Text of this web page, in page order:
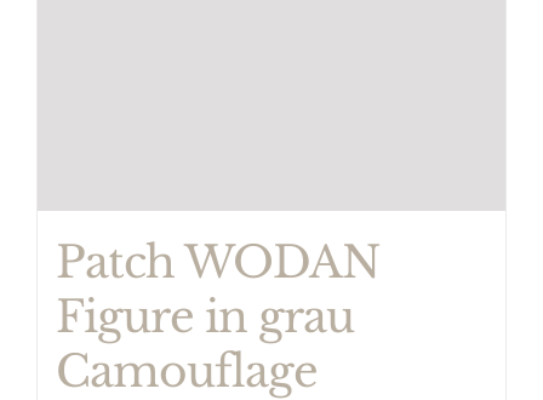
Patch WODAN
Figure in grau
Camouflage